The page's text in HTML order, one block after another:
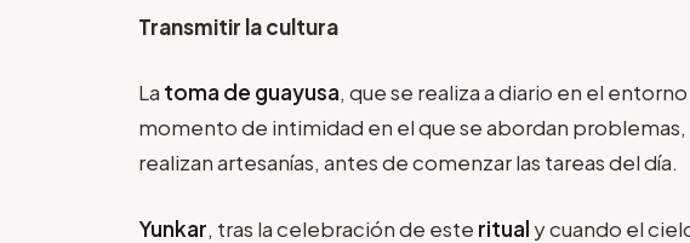
Transmitir la cultura
La toma de guayusa, que se realiza a diario en el
momento de intimidad en el que se abordan problemas,
realizan artesanías, antes de comenzar las tareas del día.
Yunkar, tras la celebración de este ritual y cuando el